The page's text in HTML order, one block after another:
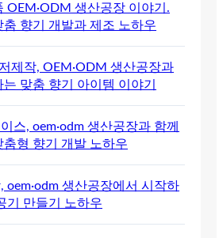
OEM·ODM 생산공장 이야기.
춤 향기 개발과 제조 노하우
제작, OEM·ODM 생산공장과
맞춤 향기 아이템 이야기
스, oem·odm 생산공장과 함께
춤형 향기 개발 노하우
oem·odm 생산공장에서 시작하
기 만들기 노하우